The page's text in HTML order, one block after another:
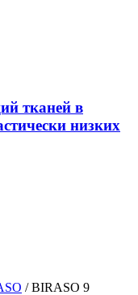
тканей в
низких
/ BIRASO 9